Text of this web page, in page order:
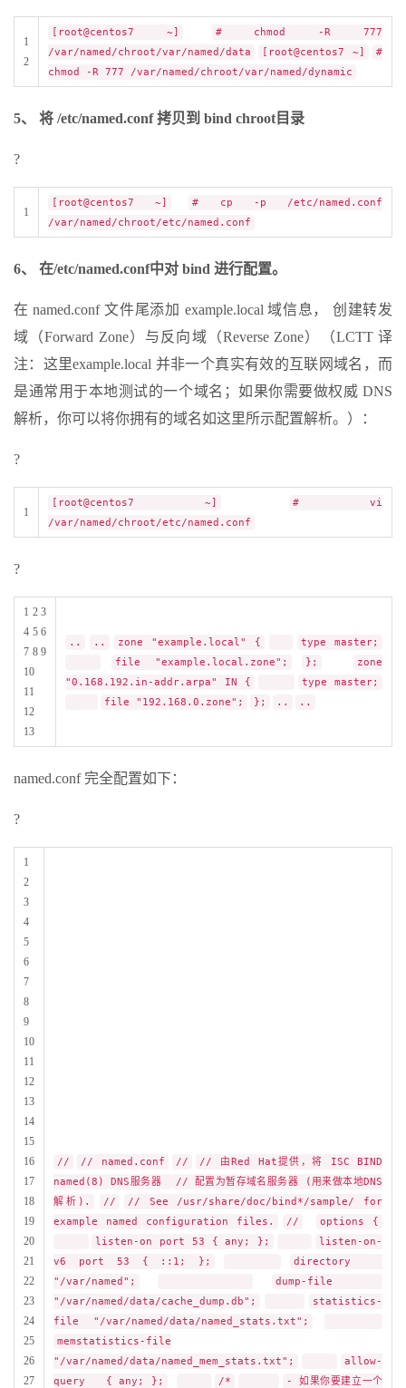
1
2
[root@centos7 ~]
# chmod -R 777
/var/named/chroot/var/named/data
[root@centos7 ~]
#
chmod -R 777 /var/named/chroot/var/named/dynamic
5、 将 /etc/named.conf 拷贝到 bind chroot目录
?
1
[root@centos7 ~]
# cp -p /etc/named.conf
/var/named/chroot/etc/named.conf
6、 在/etc/named.conf中对 bind 进行配置。
在 named.conf 文件尾添加 example.local 域信息， 创建转发
域（Forward Zone）与反向域（Reverse Zone）（LCTT 译
注：这里example.local 并非一个真实有效的互联网域名，而
是通常用于本地测试的一个域名；如果你需要做权威 DNS
解析，你可以将你拥有的域名如这里所示配置解析。）：
?
1
[root@centos7 ~]
# vi
/var/named/chroot/etc/named.conf
?
1 2 3
4 5 6
7 8 9
10
11
12
13
.. .. zone "example.local" {
type master;
file "example.local.zone";
};
zone
"0.168.192.in-addr.arpa" IN {
type master;
file "192.168.0.zone";
}; .. ..
named.conf 完全配置如下：
?
1
2
3
4
5
6
7
8
9
10
11
12
13
14
15
16
17
18
19
20
21
22
23
24
25
26
27
// // named.conf //
// 由Red Hat提供，将 ISC BIND
named(8) DNS服务器
// 配置为暂存域名服务器 (用来做本地DNS
解析).
//
// See /usr/share/doc/bind*/sample/ for
example named configuration files.
//
options {
listen-on port 53 { any; };
listen-on-
v6 port 53 { ::1; };
directory
"/var/named";
dump-file
"/var/named/data/cache_dump.db";
statistics-
file "/var/named/data/named_stats.txt";
memstatistics-file
"/var/named/data/named_mem_stats.txt";
allow-
query { any; };
/* - 如果你要建立一个